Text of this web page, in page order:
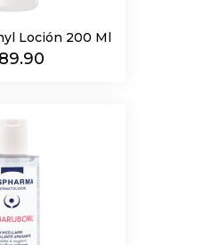
Loción 200 Ml